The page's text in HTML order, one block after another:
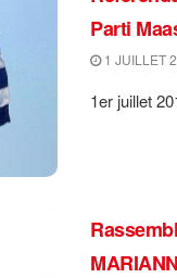
Parti
1 JUILLET
1er juillet